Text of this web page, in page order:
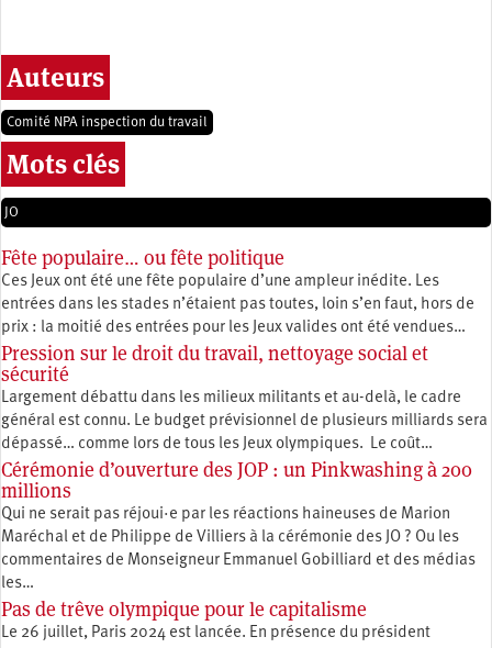
Auteurs
Comité NPA inspection du travail
Mots clés
JO
Fête populaire… ou fête politique
Ces Jeux ont été une fête populaire d’une ampleur inédite. Les
entrées dans les stades n’étaient pas toutes, loin s’en faut, hors de
prix : la moitié des entrées pour les Jeux valides ont été vendues…
Pression sur le droit du travail, nettoyage social et
sécurité
Largement débattu dans les milieux militants et au-delà, le cadre
général est connu. Le budget prévisionnel de plusieurs milliards sera
dépassé… comme lors de tous les Jeux olympiques. Le coût…
Cérémonie d’ouverture des JOP : un Pinkwashing à 200
millions
Qui ne serait pas réjoui·e par les réactions haineuses de Marion
Maréchal et de Philippe de Villiers à la cérémonie des JO ? Ou les
commentaires de Monseigneur Emmanuel Gobilliard et des médias
les…
Pas de trêve olympique pour le capitalisme
Le 26 juillet, Paris 2024 est lancée. En présence du président